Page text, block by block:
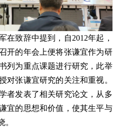
致辞中提到，自2012年起，
开的年会上便将张谦宜作为研
列为重点课题进行研究，此举
对张谦宜研究的关注和重视。
者发表了相关研究论文，从多
宜的思想和价值，使其生平与
。